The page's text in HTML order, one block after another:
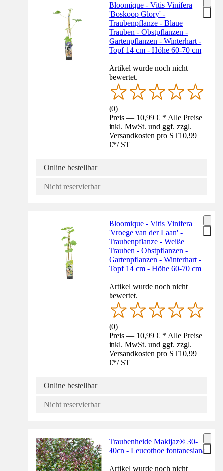
Bloomique - Vitis Vinifera
'Boskoop Glory' -
Traubenpflanze - Blaue
Trauben - Obstpflanzen -
Gartenpflanzen - Winterhart -
Topf 14 cm - Höhe 60-70 cm
Artikel wurde noch nicht
bewertet.
(0)
Preis — 10,99 € * Alle Preise
inkl. MwSt. und ggf. zzgl.
Versandkosten pro ST10,99
€*/ ST
Online bestellbar
Nicht reservierbar
Bloomique - Vitis Vinifera
'Vroege van der Laan' -
Traubenpflanze - Weiße
Trauben - Obstpflanzen -
Gartenpflanzen - Winterhart -
Topf 14 cm - Höhe 60-70 cm
Artikel wurde noch nicht
bewertet.
(0)
Preis — 10,99 € * Alle Preise
inkl. MwSt. und ggf. zzgl.
Versandkosten pro ST10,99
€*/ ST
Online bestellbar
Nicht reservierbar
Traubenheide Makijaz® 30-
40cn - Leucothoe fontanesiana
Artikel wurde noch nicht